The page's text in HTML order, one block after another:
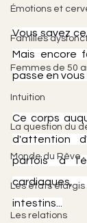
Émotions et
Familles
Femmes de 50
Intuition
La question du
Monde du Rêve
Les états
Les relations
Vous savez
Mais encore
passe en vous
Ce corps
d'attention
parfois à
intestins...